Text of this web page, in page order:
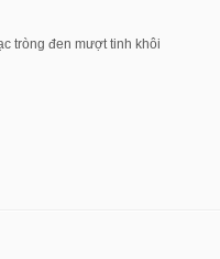
tròng đen mượt tinh khôi